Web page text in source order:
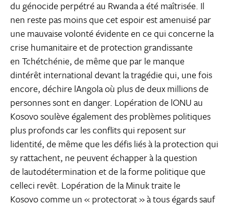
du génocide perpétré au Rwanda a été maîtrisée. Il
nen reste pas moins que cet espoir est amenuisé par
une mauvaise volonté évidente en ce qui concerne la
crise humanitaire et de protection grandissante
en Tchétchénie, de même que par le manque
dintérêt international devant la tragédie qui, une fois
encore, déchire lAngola où plus de deux millions de
personnes sont en danger. Lopération de lONU au
Kosovo soulève également des problèmes politiques
plus profonds car les conflits qui reposent sur
lidentité, de même que les défis liés à la protection qui
sy rattachent, ne peuvent échapper à la question
de lautodétermination et de la forme politique que
celleci revêt. Lopération de la Minuk traite le
Kosovo comme un « protectorat » à tous égards sauf